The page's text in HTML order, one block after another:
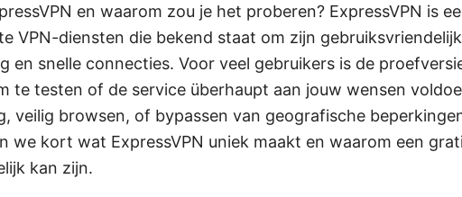
en waarom zou je het proberen? ExpressVPN is
VPN-diensten die bekend staat om zijn
en snelle connecties. Voor veel gebruikers is de
te testen of de service überhaupt aan jouw wensen
veilig browsen, of bypassen van geografische
we kort wat ExpressVPN uniek maakt en waarom een
kan zijn.